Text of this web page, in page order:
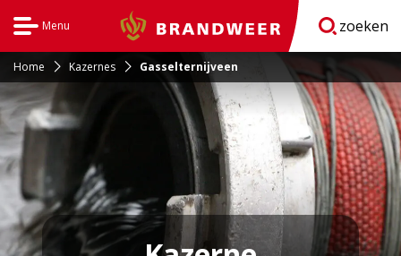
Menu Brandweer zoeken
Home Kazernes Gasselternijveen